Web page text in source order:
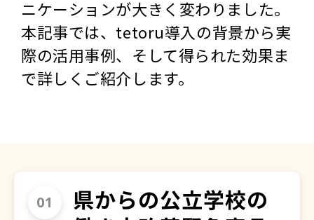
ニケーションが大きく変わりました。
本記事では、tetoru導入の背景から実
際の活用事例、そして得られた効果ま
で詳しくご紹介します。
県からの公立学校の